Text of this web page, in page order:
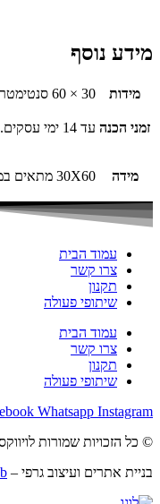
מידע נוסף
מידות 30 × 60 סנטימטרים
זמני הכנה עד 14 ימי עסקים.
מידה 30X60 מתאים במידותיו לשידת החתלה סטנדרטית.
עמוד הבית
צרו קשר
תקנון
שיתופי פעולה
עמוד הבית
צרו קשר
תקנון
שיתופי פעולה
Whatsapp Instagram
© כל הזכויות שמורות
בניית אתרים ועיצוב גרפי –